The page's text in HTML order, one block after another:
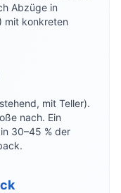
Abzüge in
mit konkreten
mit Teller).
nach. Ein
30–45 % der